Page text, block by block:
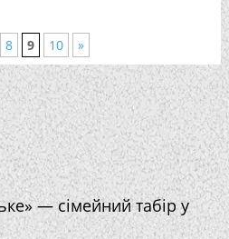
8 9 10 »
— сімейний табір у